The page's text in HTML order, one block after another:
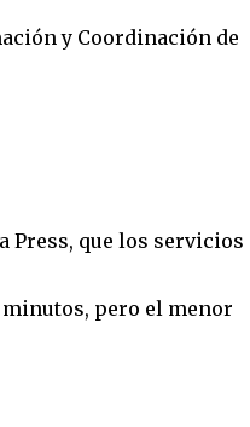
y Coordinación de
Press, que los servicios
pero el menor